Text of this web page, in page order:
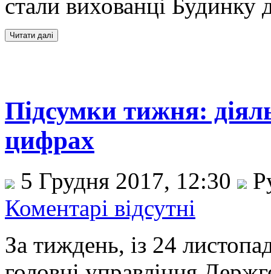
стали вихованці Будинку
Підсумки тижня:
цифрах
5 Грудня 2017, 12:30
Коментарі відсутні
За тиждень, із 24